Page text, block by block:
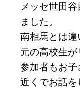
メッセ世田
ました。
南相馬とは
元の高校生
参加者もお
近くでお話